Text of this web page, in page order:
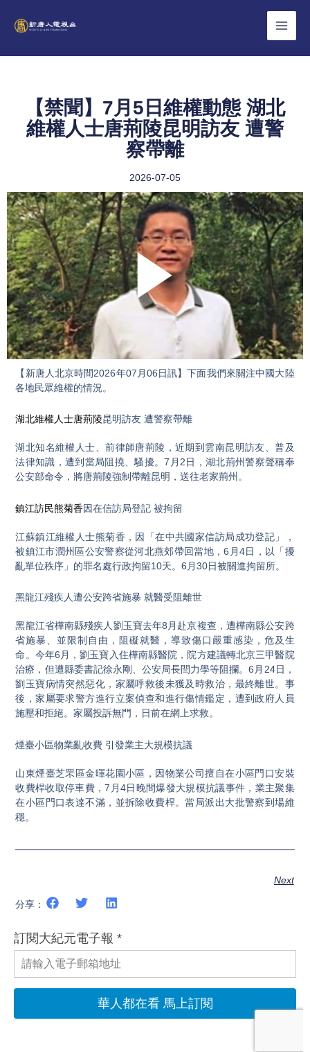
【禁聞】7月5日維權動態 湖北
維權人士唐荊陵昆明訪友 遭警
察帶離
2026-07-05
Play
【新唐人北京時間2026年07月06日訊】下面我們來關注中國大陸
各地民眾維權的情況。
湖北維權人士唐荊陵昆明訪友 遭警察帶離
湖北知名維權人士、前律師唐荊陵，近期到雲南昆明訪友、普及
法律知識，遭到當局阻撓、騷擾。7月2日，湖北荊州警察聲稱奉
公安部命令，將唐荊陵強制帶離昆明，送往老家荊州。
鎮江訪民熊菊香因在信訪局登記 被拘留
江蘇鎮江維權人士熊菊香，因「在中共國家信訪局成功登記」，
被鎮江市潤州區公安警察從河北燕郊帶回當地，6月4日，以「擾
亂單位秩序」的罪名處行政拘留10天。6月30日被關進拘留所。
黑龍江殘疾人遭公安跨省施暴 就醫受阻離世
黑龍江省樺南縣殘疾人劉玉寶去年8月赴京複查，遭樺南縣公安跨
省施暴、並限制自由，阻礙就醫，導致傷口嚴重感染，危及生
命。今年6月，劉玉寶入住樺南縣醫院，院方建議轉北京三甲醫院
治療，但遭縣委書記徐永剛、公安局長閆力學等阻攔。6月24日，
劉玉寶病情突然惡化，家屬呼救後未獲及時救治，最終離世。事
後，家屬要求警方進行立案偵查和進行傷情鑑定，遭到政府人員
施壓和拒絕。家屬投訴無門，日前在網上求救。
煙臺小區物業亂收費 引發業主大規模抗議
山東煙臺芝罘區金暉花園小區，因物業公司擅自在小區門口安裝
收費桿收取停車費，7月4日晚間爆發大規模抗議事件，業主聚集
在小區門口表達不滿，並拆除收費桿。當局派出大批警察到場維
穩。
Next
分享：